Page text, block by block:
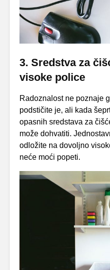
3. Sredstva za
visoke police
Radoznalost ne poznaje
podstičite je, ali kada
opasnih sredstava za
može dohvatiti.
odložite na dovoljno
neće moći popeti.